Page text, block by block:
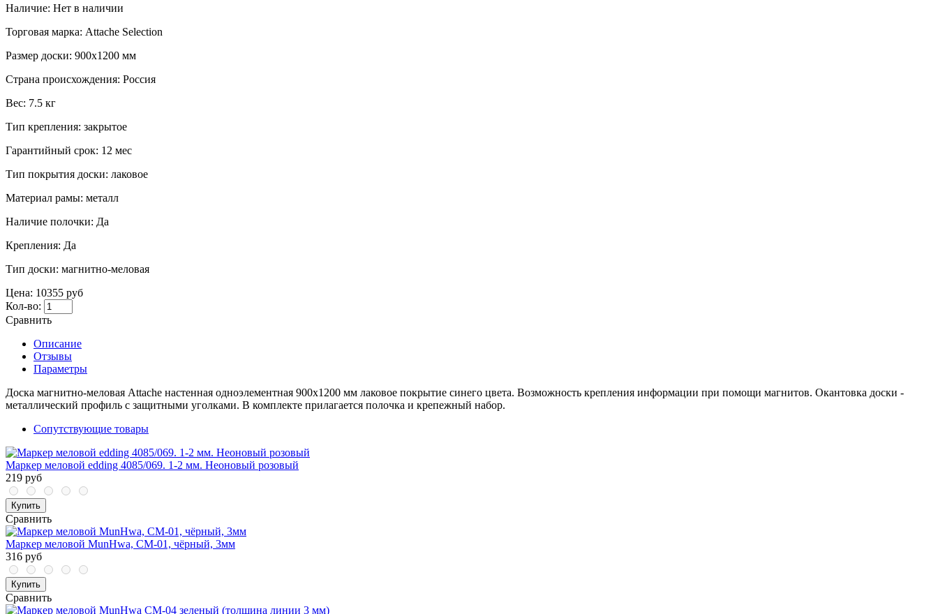
Наличие: Нет в наличии
Торговая марка: Attache Selection
Размер доски: 900x1200 мм
Страна происхождения: Россия
Вес: 7.5 кг
Тип крепления: закрытое
Гарантийный срок: 12 мес
Тип покрытия доски: лаковое
Материал рамы: металл
Наличие полочки: Да
Крепления: Да
Тип доски: магнитно-меловая
Цена: 10355 руб
Кол-во:
Сравнить
Описание
Отзывы
Параметры
Доска магнитно-меловая Attache настенная одноэлементная 900x1200 мм лаковое покрытие синего цвета. Возможность крепления информации при помощи магнитов. Окантовка доски -
металлический профиль с защитными уголками. В комплекте прилагается полочка и крепежный набор.
Сопутствующие товары
Маркер меловой edding 4085/069. 1-2 мм. Неоновый розовый
219 руб
Купить
Сравнить
Маркер меловой MunHwa, CM-01, чёрный, 3мм
316 руб
Купить
Сравнить